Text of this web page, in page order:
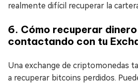
realmente difícil recuperar la
6. Cómo recuperar
contactando con tu
Una exchange de criptomonedas
a recuperar bitcoins perdidos.